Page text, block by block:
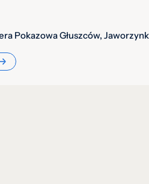
i skala
do wolier adaptacyjnych w
około miesiąca, a potem są
Pokazowa Głuszców,